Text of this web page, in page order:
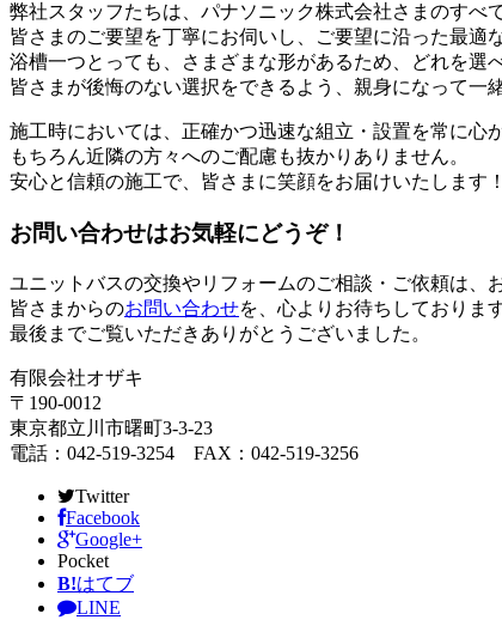
弊社スタッフたちは、パナソニック株式会社さまのすべ
皆さまのご要望を丁寧にお伺いし、ご要望に沿った最適
浴槽一つとっても、さまざまな形があるため、どれを選
皆さまが後悔のない選択をできるよう、親身になって一
施工時においては、正確かつ迅速な組立・設置を常に心
もちろん近隣の方々へのご配慮も抜かりありません。
安心と信頼の施工で、皆さまに笑顔をお届けいたします！
お問い合わせはお気軽にどうぞ！
ユニットバスの交換やリフォームのご相談・ご依頼は、
皆さまからのお問い合わせを、心よりお待ちしております
最後までご覧いただきありがとうございました。
有限会社オザキ
〒190-0012
東京都立川市曙町3-3-23
電話：042-519-3254 FAX：042-519-3256
Twitter
Facebook
Google+
Pocket
B!はてブ
LINE